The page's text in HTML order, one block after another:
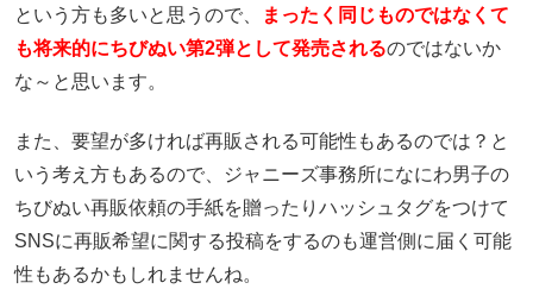
という方も多いと思うので、
まったく同じものではなくて
も将来的にちびぬい第2弾として発売されるのではないか
な～と思います。
また、要望が多ければ再販される可能性もあるのでは？と
いう考え方もあるので、ジャニーズ事務所になにわ男子の
ちびぬい再販依頼の手紙を贈ったりハッシュタグをつけて
SNSに再販希望に関する投稿をするのも運営側に届く可能
性もあるかもしれませんね。